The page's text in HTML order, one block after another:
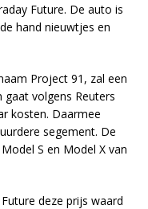
Future. De auto is
hand nieuwtjes en
Project 91, zal een
gaat volgens Reuters
kosten. Daarmee
segement. De
S en Model X van
deze prijs waard